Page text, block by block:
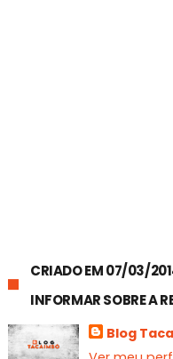
CRIADO EM 07/03/
INFORMAR SOBRE A
Blog